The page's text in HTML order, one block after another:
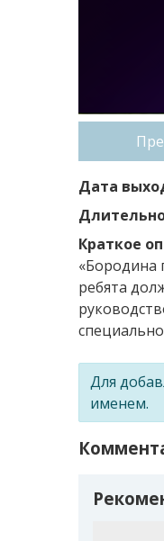
Дата
Краткое
«Бородина
ребята
Для
именем.